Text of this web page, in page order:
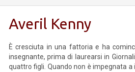
Averil Kenny
È cresciuta in una fattoria e ha
insegnante, prima di laurearsi in
quattro figli. Quando non è impegnata